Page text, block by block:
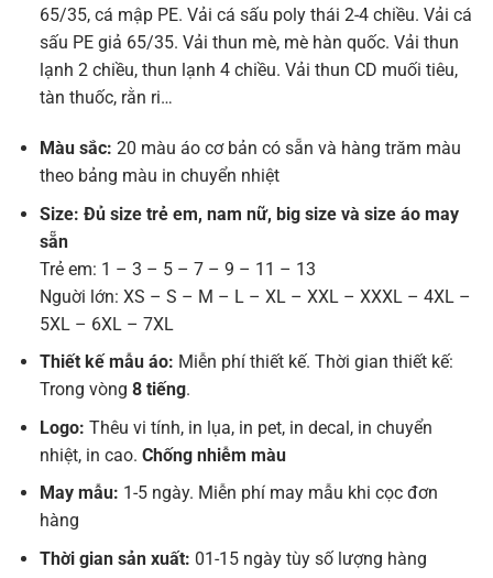
65/35, cá mập PE. Vải cá sấu poly thái 2-4 chiều. Vải cá
sấu PE giả 65/35. Vải thun mè, mè hàn quốc. Vải thun
lạnh 2 chiều, thun lạnh 4 chiều. Vải thun CD muối tiêu,
tàn thuốc, rằn ri…
Màu sắc: 20 màu áo cơ bản có sẵn và hàng trăm màu
theo bảng màu in chuyển nhiệt
Size: Đủ size trẻ em, nam nữ, big size và size áo may
sẵn
Trẻ em: 1 – 3 – 5 – 7 – 9 – 11 – 13
Nguời lớn: XS – S – M – L – XL – XXL – XXXL – 4XL –
5XL – 6XL – 7XL
Thiết kế mẫu áo: Miễn phí thiết kế. Thời gian thiết kế:
Trong vòng 8 tiếng.
Logo: Thêu vi tính, in lụa, in pet, in decal, in chuyển
nhiệt, in cao. Chống nhiễm màu
May mẫu: 1-5 ngày. Miễn phí may mẫu khi cọc đơn
hàng
Thời gian sản xuất: 01-15 ngày tùy số lượng hàng